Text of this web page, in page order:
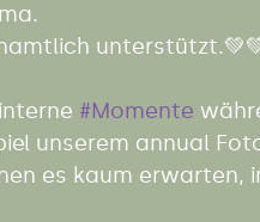
#Momente
unserem annual
es kaum erwarten,